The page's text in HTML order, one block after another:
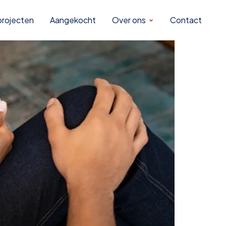
Aangekocht Over ons Contact